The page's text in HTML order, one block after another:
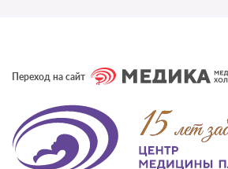
Переход на сайт